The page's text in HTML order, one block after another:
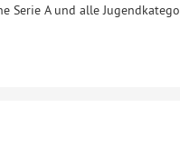
Serie A und alle